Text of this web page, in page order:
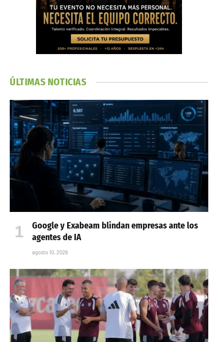
ÚLTIMAS NOTICIAS
Google y Exabeam blindan empresas ante los
agentes de IA
agosto 10, 2026